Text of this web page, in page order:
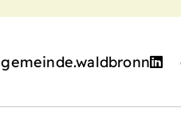
gemeinde.waldbronn